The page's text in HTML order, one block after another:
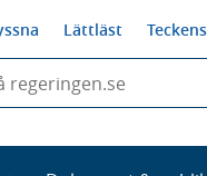
Lättläst